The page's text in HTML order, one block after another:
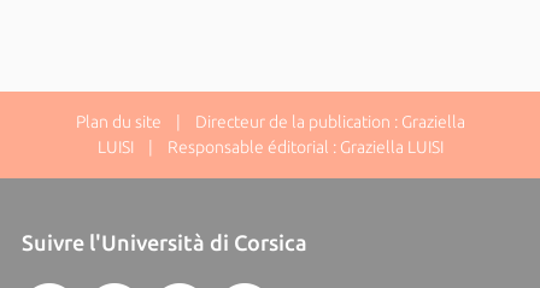
Plan du site | Directeur de la publication : Graziella
LUISI | Responsable éditorial : Graziella LUISI
Suivre l'Università di Corsica